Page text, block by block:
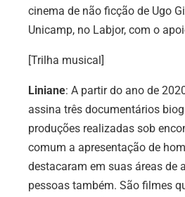
cinema de não ficção de Ugo
Unicamp, no Labjor, com o
[Trilha musical]
Liniane: A partir do ano de
assina três documentários
produções realizadas sob
comum a apresentação de
destacaram em suas áreas de
pessoas também. São filmes